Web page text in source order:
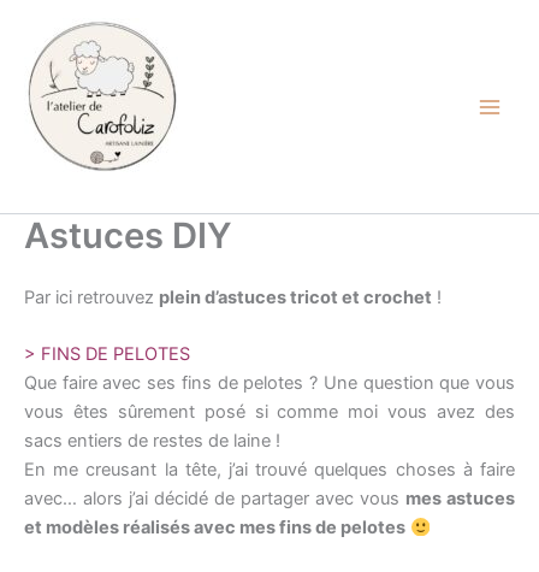
contenu
Astuces DIY
Par ici retrouvez plein d’astuces tricot et crochet !
> FINS DE PELOTES
Que faire avec ses fins de pelotes ? Une question que vous
vous êtes sûrement posé si comme moi vous avez des
sacs entiers de restes de laine !
En me creusant la tête, j’ai trouvé quelques choses à faire
avec… alors j’ai décidé de partager avec vous mes astuces
et modèles réalisés avec mes fins de pelotes